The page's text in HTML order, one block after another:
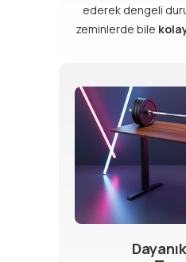
ederek dengeli
zeminlerde bile